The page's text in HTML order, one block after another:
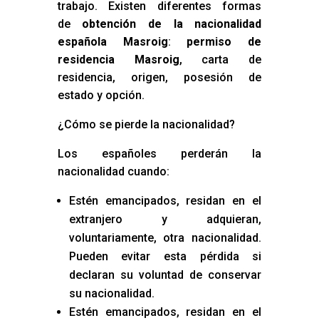
trabajo. Existen diferentes formas
de obtención de la nacionalidad
española Masroig: permiso de
residencia Masroig, carta de
residencia, origen, posesión de
estado y opción.
¿Cómo se pierde la nacionalidad?
Los españoles perderán la
nacionalidad cuando:
Estén emancipados, residan en el
extranjero y adquieran,
voluntariamente, otra nacionalidad.
Pueden evitar esta pérdida si
declaran su voluntad de conservar
su nacionalidad.
Estén emancipados, residan en el